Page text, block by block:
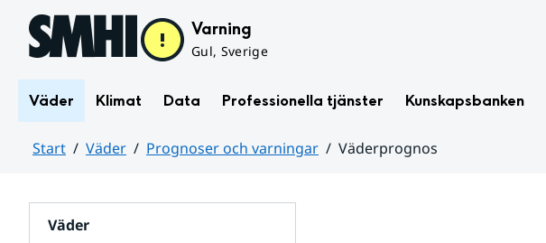
Hoppa till sidans innehåll Varning
Gul, Sverige
Väder Klimat Data Professionella tjänster Kunskapsbanken
Start Väder Prognoser och varningar
Väderprognos
Väder
för
varningar